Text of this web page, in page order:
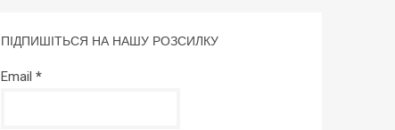
ПІДПИШІТЬСЯ НА НАШУ РОЗСИЛКУ
Email *